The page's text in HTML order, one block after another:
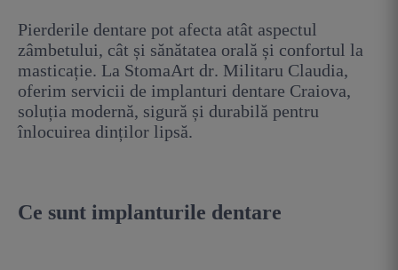
Pierderile dentare pot afecta atât aspectul
zâmbetului, cât și sănătatea orală și confortul la
masticație. La StomaArt dr. Militaru Claudia,
oferim servicii de implanturi dentare Craiova,
soluția modernă, sigură și durabilă pentru
înlocuirea dinților lipsă.
Ce sunt implanturile dentare